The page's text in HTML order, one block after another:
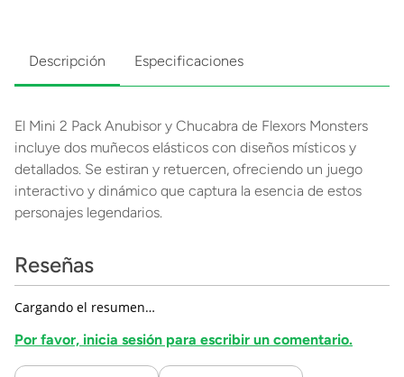
Descripción Especificaciones
El Mini 2 Pack Anubisor y Chucabra de Flexors Monsters
incluye dos muñecos elásticos con diseños místicos y
detallados. Se estiran y retuercen, ofreciendo un juego
interactivo y dinámico que captura la esencia de estos
personajes legendarios.
Reseñas
Cargando el resumen…
Por favor, inicia sesión para escribir un comentario.